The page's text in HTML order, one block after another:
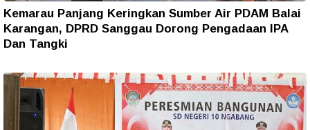
Kemarau Panjang Keringkan Sumber Air PDAM Balai
Karangan, DPRD Sanggau Dorong Pengadaan IPA
Dan Tangki